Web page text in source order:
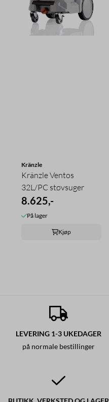
Kränzle
Kränzle Ventos
32L/PC støvsuger
8.625,-
På lager
Kjøp
LEVERING 1-3 UKEDAGER
på normale bestillinger